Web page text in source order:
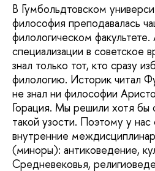
В Гумбольдтовском
философия преподавалась
филологическом факультете.
специализации в советское
знал только тот, кто сразу
филологию. Историк читал
не знал ни философии
Горация. Мы решили хотя бы
такой узости. Поэтому у нас
внутренние
(миноры): антиковедение,
Средневековья,